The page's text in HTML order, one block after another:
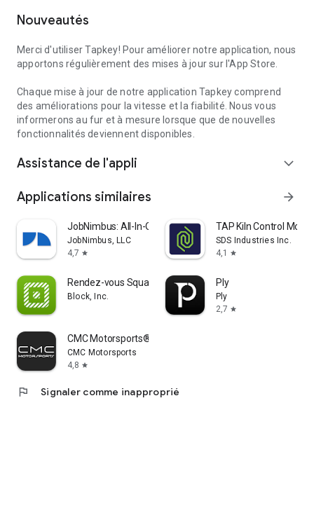
Nouveautés
Merci d'utiliser Tapkey! Pour améliorer notre application, nous
apportons régulièrement des mises à jour sur l'App Store.
Chaque mise à jour de notre application Tapkey comprend
des améliorations pour la vitesse et la fiabilité. Nous vous
informerons au fur et à mesure lorsque que de nouvelles
fonctionnalités deviennent disponibles.
Assistance de l'appli expand_more
Applications similaires arrow_forward
JobNimbus: All-In-One Roof App
JobNimbus, LLC
4,7 star
TAP Kiln Control
SDS Industries Inc.
4,1
star
Rendez-vous Square Beta
Block, Inc.
Ply
Ply
2,7 star
CMC Motorsports®
CMC Motorsports
4,8 star
flag Signaler comme inapproprié